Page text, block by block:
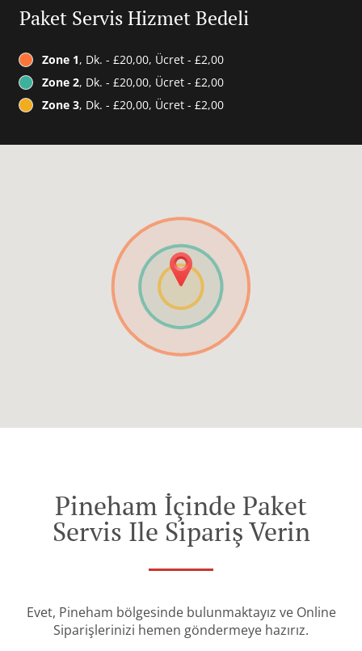
Paket Servis Hizmet Bedeli
Zone 1, Dk. - £20,00, Ücret - £2,00
Zone 2, Dk. - £20,00, Ücret - £2,00
Zone 3, Dk. - £20,00, Ücret - £2,00
Pineham İçinde Paket
Servis Ile Sipariş Verin
Evet, Pineham bölgesinde bulunmaktayız ve Online
Siparişlerinizi hemen göndermeye hazırız.